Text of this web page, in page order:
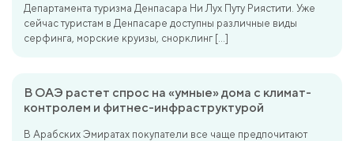
Департамента туризма Денпасара Ни Лух Путу Риястити. Уже
сейчас туристам в Денпасаре доступны различные виды
серфинга, морские круизы, снорклинг […]
В ОАЭ растет спрос на «умные» дома с климат-
контролем и фитнес-инфраструктурой
В Арабских Эмиратах покупатели все чаще предпочитают